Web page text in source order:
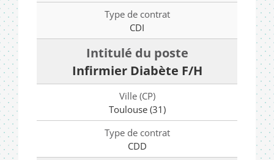
CDI
Infirmier Diabète F/H
Toulouse (31)
CDD